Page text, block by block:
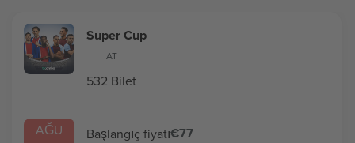
AĞU
Super Cup
AT
532 Bilet
Başlangıç fiyatı€77